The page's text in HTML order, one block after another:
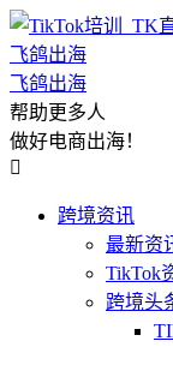
飞鸽出海
帮助更多人
做好电商出海！

跨境资讯
最新资
TikTok
跨境头